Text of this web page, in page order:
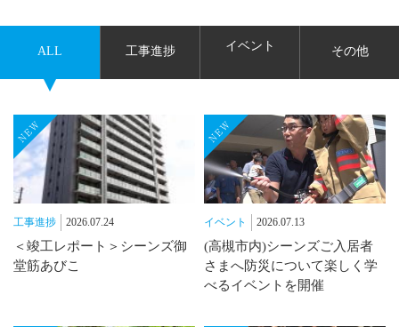
ALL 工事進捗 イベント その他
工事進捗 2026.07.24
＜竣工レポート＞シーンズ御
堂筋あびこ
イベント 2026.07.13
(高槻市内)シーンズご入居者
さまへ防災について楽しく学
べるイベントを開催